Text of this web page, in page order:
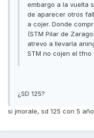
embargo a la vuelta
de aparecer otros
a cojer. Donde
(STM Pilar de
atrevo a llevarla
STM no cojen el tfno
¿SD 125?
si jmorale, sd 125 con 5